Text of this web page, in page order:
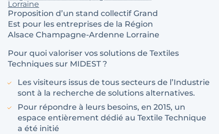
Proposition d’un stand collectif Grand
Est pour les entreprises de la Région
Alsace Champagne-Ardenne Lorraine
Pour quoi valoriser vos solutions de Textiles
Techniques sur MIDEST ?
Les visiteurs issus de tous secteurs de l’Industrie
sont à la recherche de solutions alternatives.
Pour répondre à leurs besoins, en 2015, un
espace entièrement dédié au Textile Technique
a été initié